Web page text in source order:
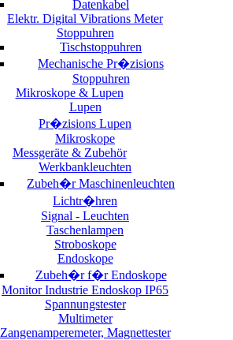
Datenkabel
Elektr. Digital Vibrations Meter
Stoppuhren
Tischstoppuhren
Mechanische Pr�zisions
Stoppuhren
Mikroskope & Lupen
Lupen
Pr�zisions Lupen
Mikroskope
Messgeräte & Zubehör
Werkbankleuchten
Zubeh�r Maschinenleuchten
Lichtr�hren
Signal - Leuchten
Taschenlampen
Stroboskope
Endoskope
Zubeh�r f�r Endoskope
Monitor Industrie Endoskop IP65
Spannungstester
Multimeter
Zangenamperemeter, Magnettester